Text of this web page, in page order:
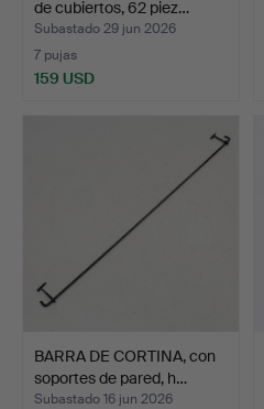
de cubiertos, 62 piez…
Subastado 29 jun 2026
7 pujas
159 USD
BARRA DE CORTINA, con
soportes de pared, h…
Subastado 16 jun 2026